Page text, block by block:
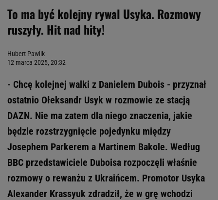
To ma być kolejny rywal Usyka. Rozmowy
ruszyły. Hit nad hity!
Hubert Pawlik
12 marca 2025, 20:32
- Chcę kolejnej walki z Danielem Dubois - przyznał
ostatnio Ołeksandr Usyk w rozmowie ze stacją
DAZN. Nie ma zatem dla niego znaczenia, jakie
będzie rozstrzygnięcie pojedynku między
Josephem Parkerem a Martinem Bakole. Według
BBC przedstawiciele Duboisa rozpoczęli właśnie
rozmowy o rewanżu z Ukraińcem. Promotor Usyka
Alexander Krassyuk zdradził, że w grę wchodzi